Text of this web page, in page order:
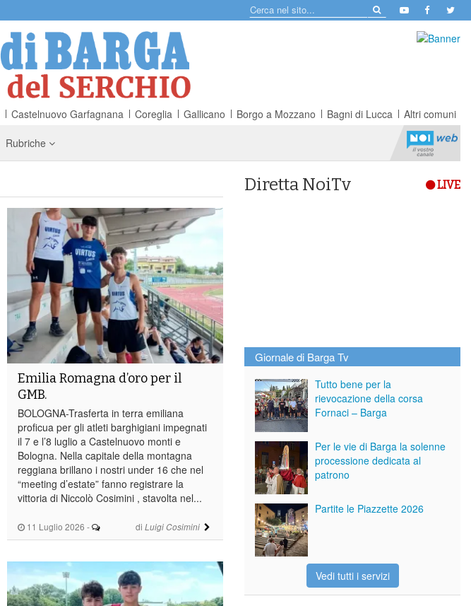
Castelnuovo Garfagnana Coreglia Gallicano Borgo a Mozzano Bagni di Lucca Altri comuni
Rubriche
11 Luglio 2026 - di Luigi Cosimini
Emilia Romagna d’oro per il
GMB.
BOLOGNA-Trasferta in terra emiliana
proficua per gli atleti barghigiani impegnati
il 7 e l’8 luglio a Castelnuovo monti e
Bologna. Nella capitale della montagna
reggiana brillano i nostri under 16 che nel
“meeting d’estate” fanno registrare la
vittoria di Niccolò Cosimini , stavolta nel...
Diretta NoiTv LIVE
Giornale di Barga Tv
Tutto bene per la
rievocazione della corsa
Fornaci – Barga
Per le vie di Barga la solenne
processione dedicata al
patrono
Partite le Piazzette 2026
Vedi tutti i servizi